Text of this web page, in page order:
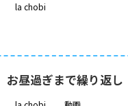
la chobi
お昼過ぎまで繰り返し